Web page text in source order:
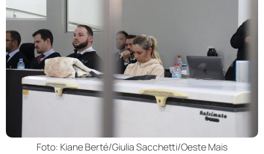
Foto: Kiane Berté/Giulia Sacchetti/Oeste Mais